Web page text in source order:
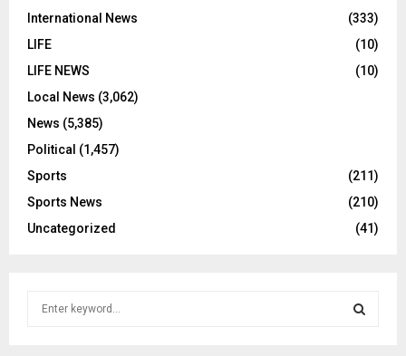
International News
(333)
LIFE
(10)
LIFE NEWS
(10)
Local News (3,062)
News (5,385)
Political (1,457)
Sports
(211)
Sports News
(210)
Uncategorized
(41)